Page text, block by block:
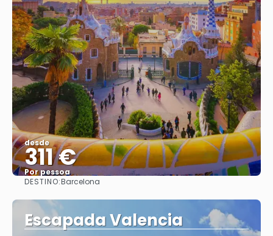
desde
311 €
Por pessoa
DESTINO:Barcelona
Escapada Valencia